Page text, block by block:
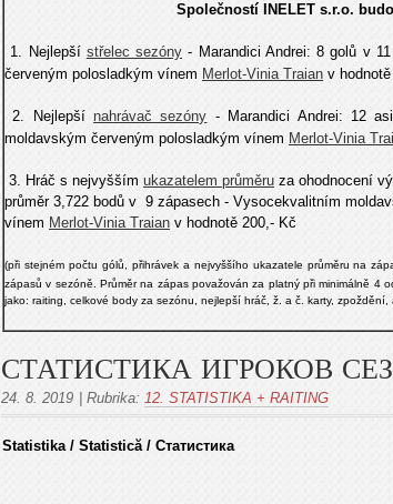
Společností INELET s.r.o.
1. Nejlepší střelec sezóny - Marandici Andrei: 8 golů v
červeným polosladkým vínem Merlot-Vinia Traian v
2. Nejlepšínahrávač sezóny - Marandici Andrei: 12
moldavským červeným polosladkým vínem Merlot-Vinia
3. Hráč s nejvyšším ukazatelem průměru za ohodnocení
průměr 3,722 bodů v 9 zápasech - Vysocekvalitním
vínem Merlot-Vinia Traian v hodnotě 200,- Kč
(při stejném počtu gólů, přihrávek a nejvyššího ukazatele průměru na
zápasů v sezóně. Průměr na zápas považován za platný při minimálně 4
jako: raiting, celkové body za sezónu, nejlepší hráč, ž. a č. karty,
СТАТИСТИКА ИГРОКОВ
24. 8. 2019 Rubrika: 12. STATISTIKA + RAITING
Statistika / Statistică / Статистика